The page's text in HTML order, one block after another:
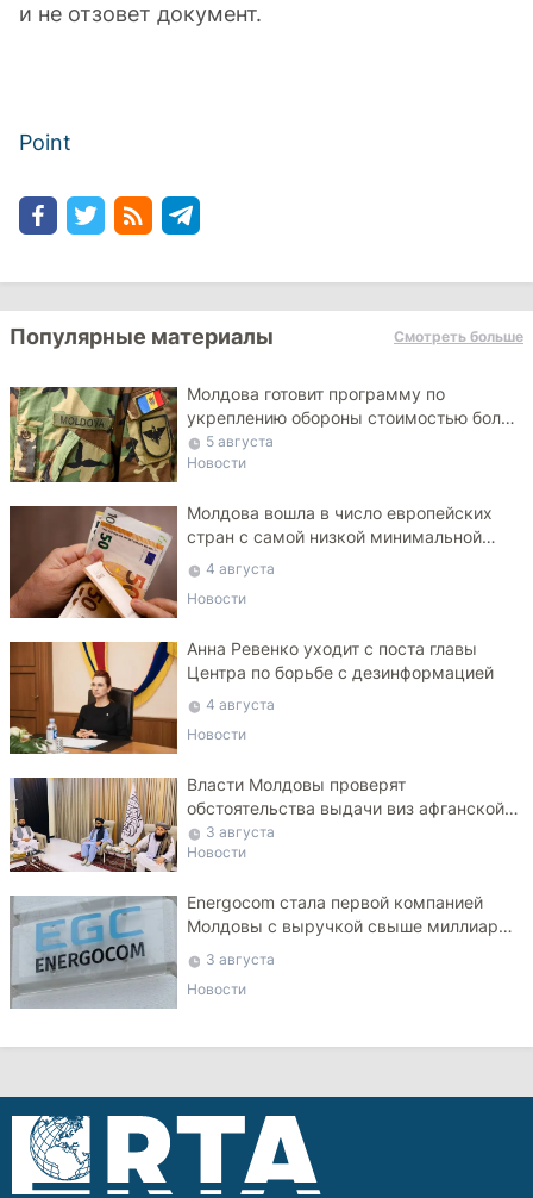
и не отзовет документ.
Point
Популярные материалы Смотреть больше
Молдова готовит программу по
укреплению обороны стоимостью более
10 млрд леев на ближайшие пять лет
5 августа
Новости
Молдова вошла в число европейских
стран с самой низкой минимальной
зарплатой
4 августа
Новости
Анна Ревенко уходит с поста главы
Центра по борьбе с дезинформацией
4 августа
Новости
Власти Молдовы проверят
обстоятельства выдачи виз афганской
делегации
3 августа
Новости
Energocom стала первой компанией
Молдовы с выручкой свыше миллиарда
евро3 августа
Новости